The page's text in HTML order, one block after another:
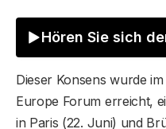
Hören Sie sich
Dieser Konsens wurde
Europe Forum erreicht,
in Paris (22. Juni) und